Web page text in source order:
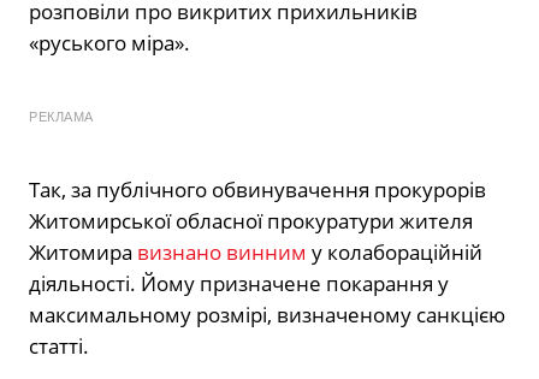
розповіли про викритих прихильників
«руського міра».
РЕКЛАМА
Так, за публічного обвинувачення прокурорів
Житомирської обласної прокуратури жителя
Житомира визнано винним у колабораційній
діяльності. Йому призначене покарання у
максимальному розмірі, визначеному санкцією
статті.